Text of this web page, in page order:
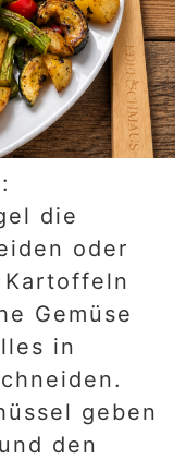
die
oder
Gemüse
in
geben
den